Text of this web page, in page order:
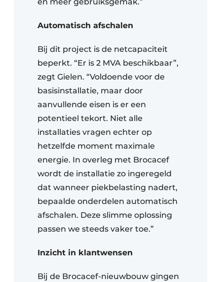
en meer gebruiksgemak.”
Automatisch afschalen
Bij dit project is de netcapaciteit
beperkt. “Er is 2 MVA beschikbaar”,
zegt Gielen. “Voldoende voor de
basisinstallatie, maar door
aanvullende eisen is er een
potentieel tekort. Niet alle
installaties vragen echter op
hetzelfde moment maximale
energie. In overleg met Brocacef
wordt de installatie zo ingeregeld
dat wanneer piekbelasting nadert,
bepaalde onderdelen automatisch
afschalen. Deze slimme oplossing
passen we steeds vaker toe.”
Inzicht in klantwensen
Bij de Brocacef-nieuwbouw gingen